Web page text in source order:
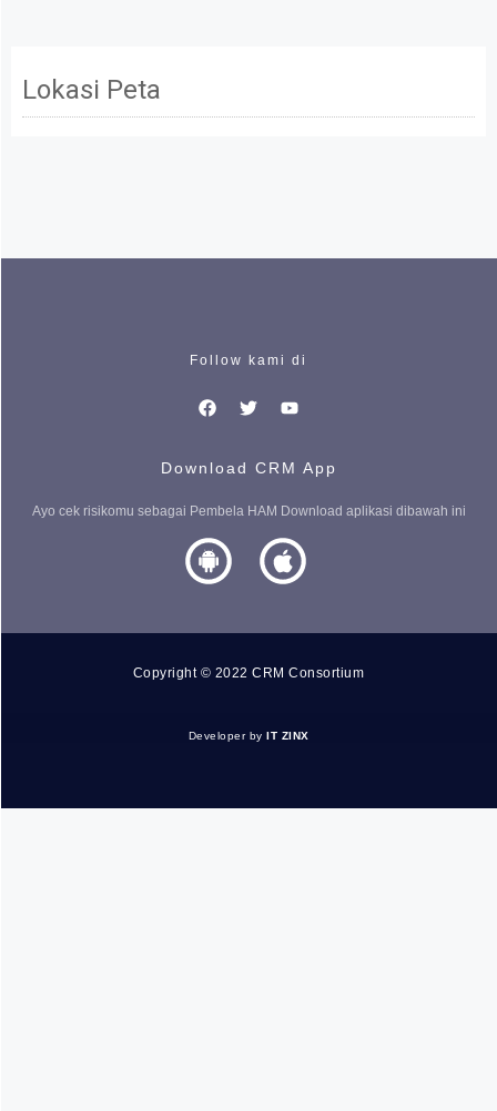
Lokasi Peta
Follow kami di
Download CRM App
Ayo cek risikomu sebagai Pembela HAM Download aplikasi dibawah ini
Copyright © 2022 CRM Consortium
Developer by IT ZINX
TERIMA KASIH ATAS WAKTU
Mohon maaf data informasi yang kamu berikan tidak
hubungi kami melalui layanan kontak CRM.
Terus ikuti kami